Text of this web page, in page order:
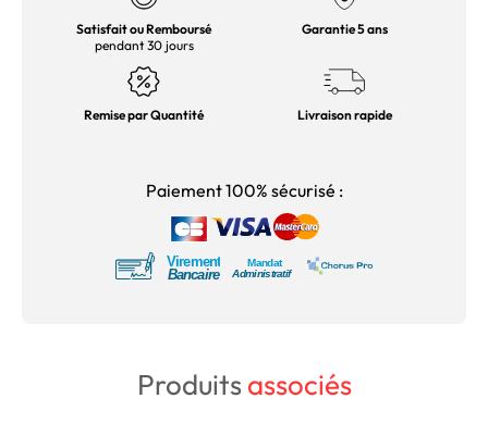
Satisfait ou Remboursé
pendant 30 jours
Garantie 5 ans
Remise par Quantité Livraison rapide
Paiement 100% sécurisé :
Produitsassociés